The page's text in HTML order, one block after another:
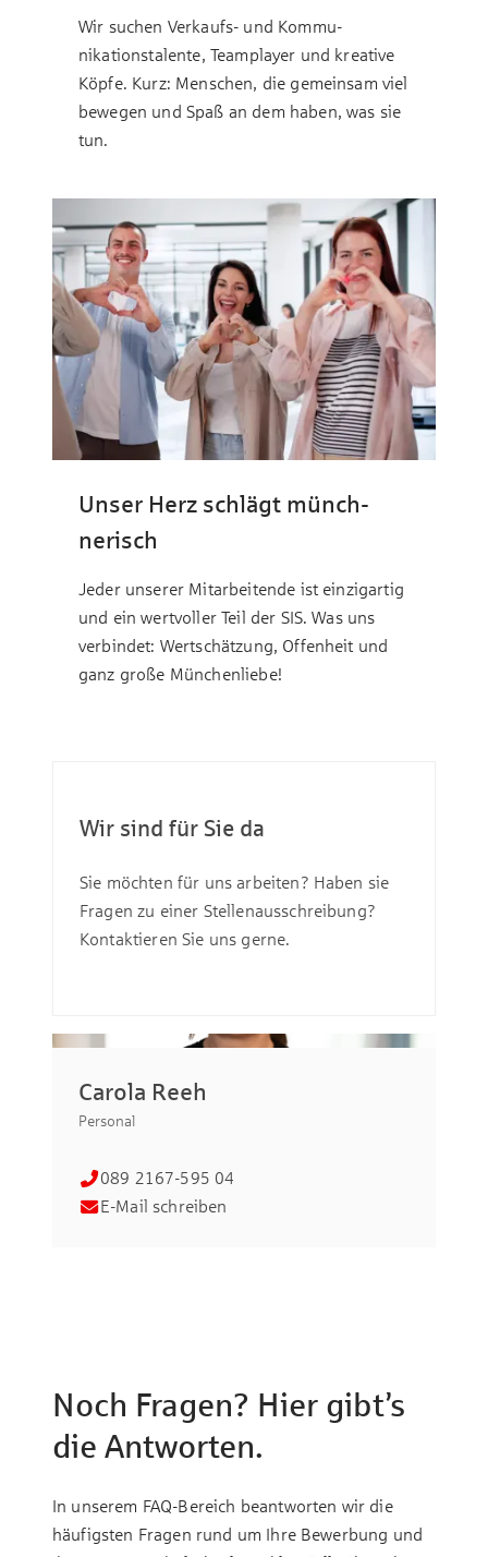
Wir suchen Verkaufs- und Kommu­
nikations­talente, Team­player und kreative
Köpfe. Kurz: Menschen, die gemeinsam viel
bewegen und Spaß an dem haben, was sie
tun.
Unser Herz schlägt münch­
nerisch
Jeder unserer Mitarbeitende ist einzigartig
und ein wert­voller Teil der SIS. Was uns
verbindet: Wert­schätzung, Offenheit und
ganz große Münchenliebe!
Wir sind für Sie da
Sie möchten für uns arbeiten? Haben sie
Fragen zu einer Stellenausschreibung?
Kontaktieren Sie uns gerne.
Carola Reeh
Personal
089 2167-595 04
E-Mail schreiben
Noch Fragen? Hier gibt’s
die Antworten.
In unserem FAQ-Bereich beantworten wir die
häufigsten Fragen rund um Ihre Bewerbung und